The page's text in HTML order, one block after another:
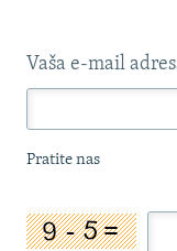
Vaša e-mail
Pratite nas